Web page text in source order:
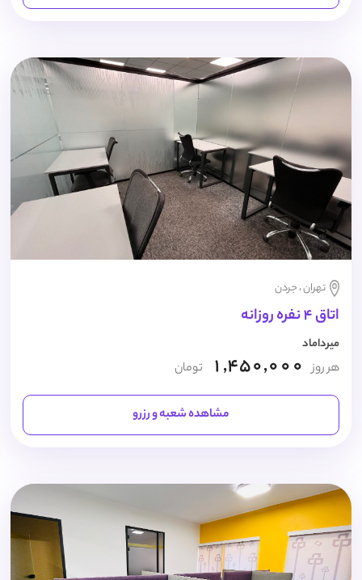
تهران ، جردن
اتاق 4 نفره روزانه
میرداماد
هر روز 1,450,000 تومان
مشاهده شعبه و رزرو